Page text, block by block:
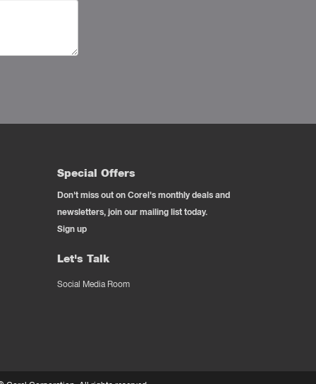
Special Offers
Don't miss out on Corel's monthly deals and
newsletters, join our mailing list today.
Sign up
Let's Talk
Social Media Room